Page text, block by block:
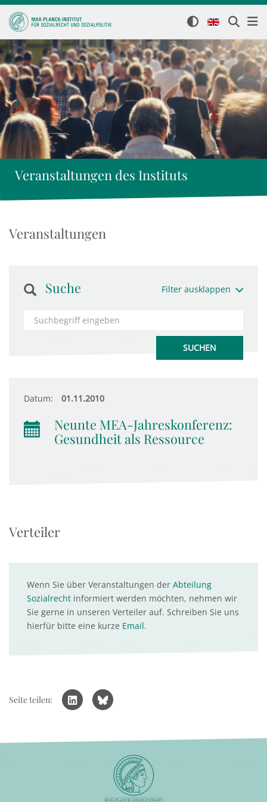
Veranstaltungen des Instituts
Veranstaltungen
Suche Filter ausklappen
Datum: 01.11.2010
Neunte MEA-Jahreskonferenz:
Gesundheit als Ressource
Verteiler
Wenn Sie über Veranstaltungen der Abteilung
Sozialrecht informiert werden möchten, nehmen wir
Sie gerne in unseren Verteiler auf. Schreiben Sie uns
hierfür bitte eine kurze Email.
Seite teilen: